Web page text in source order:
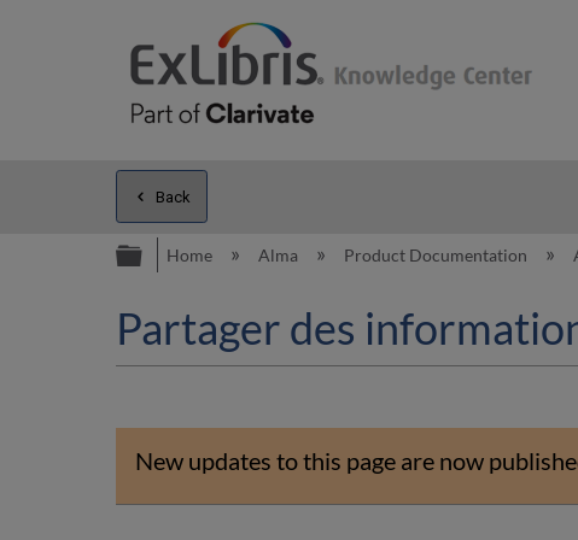
Back
Expand/collapse global hierarchy
Home Alma Product Documentation
Partager des
New updates to this page are now